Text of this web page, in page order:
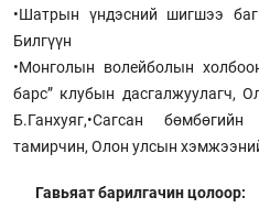
•Шатрын үндэсний шигшээ
Билгүүн
•Монголын волейболын
барс” клубын дасгалжуулагч,
Б.Ганхуяг,•Сагсан
тамирчин, Олон улсын
Гавьяат барилгачин цолоор: